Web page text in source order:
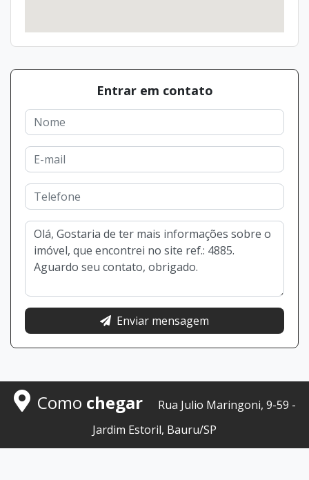
Entrar em contato
Enviar mensagem
Como chegar
Rua Julio Maringoni, 9-59 -
Jardim Estoril, Bauru/SP